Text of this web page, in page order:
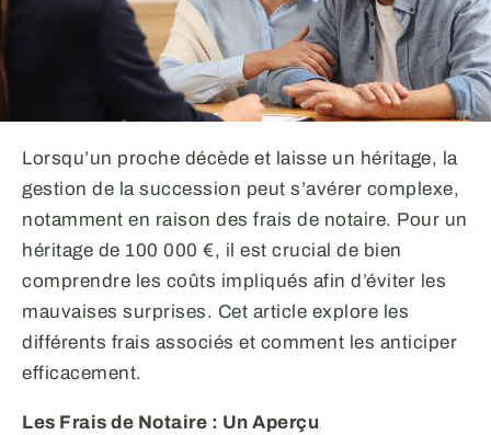
Lorsqu’un proche décède et laisse un héritage, la
gestion de la succession peut s’avérer complexe,
notamment en raison des frais de notaire. Pour un
héritage de 100 000 €, il est crucial de bien
comprendre les coûts impliqués afin d’éviter les
mauvaises surprises. Cet article explore les
différents frais associés et comment les anticiper
efficacement.
Les Frais de Notaire : Un Aperçu